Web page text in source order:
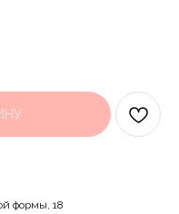
формы, 18